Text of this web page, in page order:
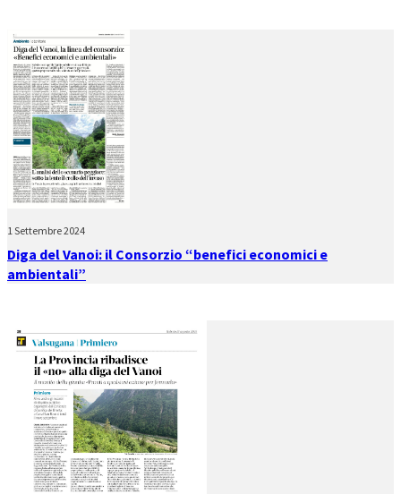
1 Settembre 2024
Diga del Vanoi: il Consorzio “benefici economici e
ambientali”